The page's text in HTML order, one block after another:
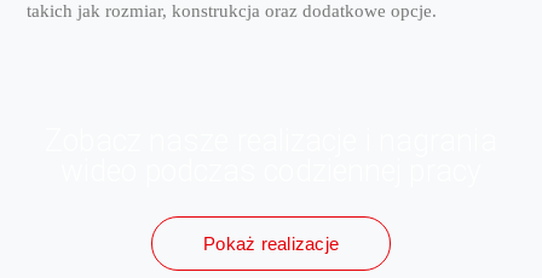
takich jak rozmiar, konstrukcja oraz dodatkowe opcje.
Pokaż realizacje